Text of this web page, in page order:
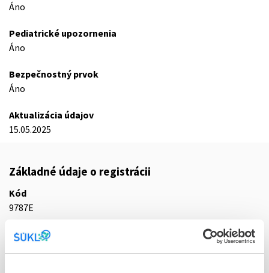
Áno
Pediatrické upozornenia
Áno
Bezpečnostný prvok
Áno
Aktualizácia údajov
15.05.2025
Základné údaje o registrácii
Kód
9787E
Registračné číslo